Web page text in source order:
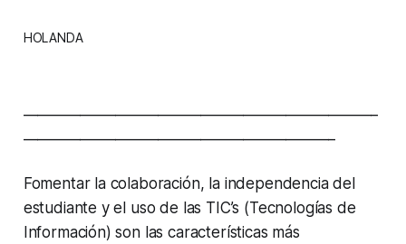
HOLANDA
Fomentar la colaboración, la independencia del
estudiante y el uso de las TIC’s (Tecnologías de
Información) son las características más